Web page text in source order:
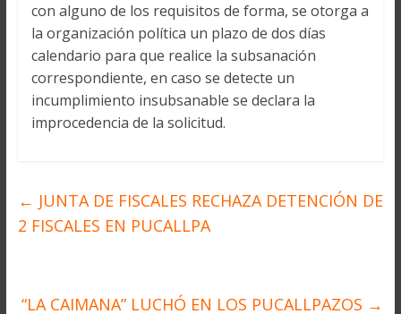
con alguno de los requisitos de forma, se otorga a
la organización política un plazo de dos días
calendario para que realice la subsanación
correspondiente, en caso se detecte un
incumplimiento insubsanable se declara la
improcedencia de la solicitud.
← JUNTA DE FISCALES RECHAZA DETENCIÓN DE
2 FISCALES EN PUCALLPA
“LA CAIMANA” LUCHÓ EN LOS PUCALLPAZOS →